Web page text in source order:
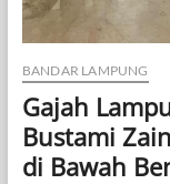
BANDAR LAMPUNG
Gajah
Bustami
di Bawah